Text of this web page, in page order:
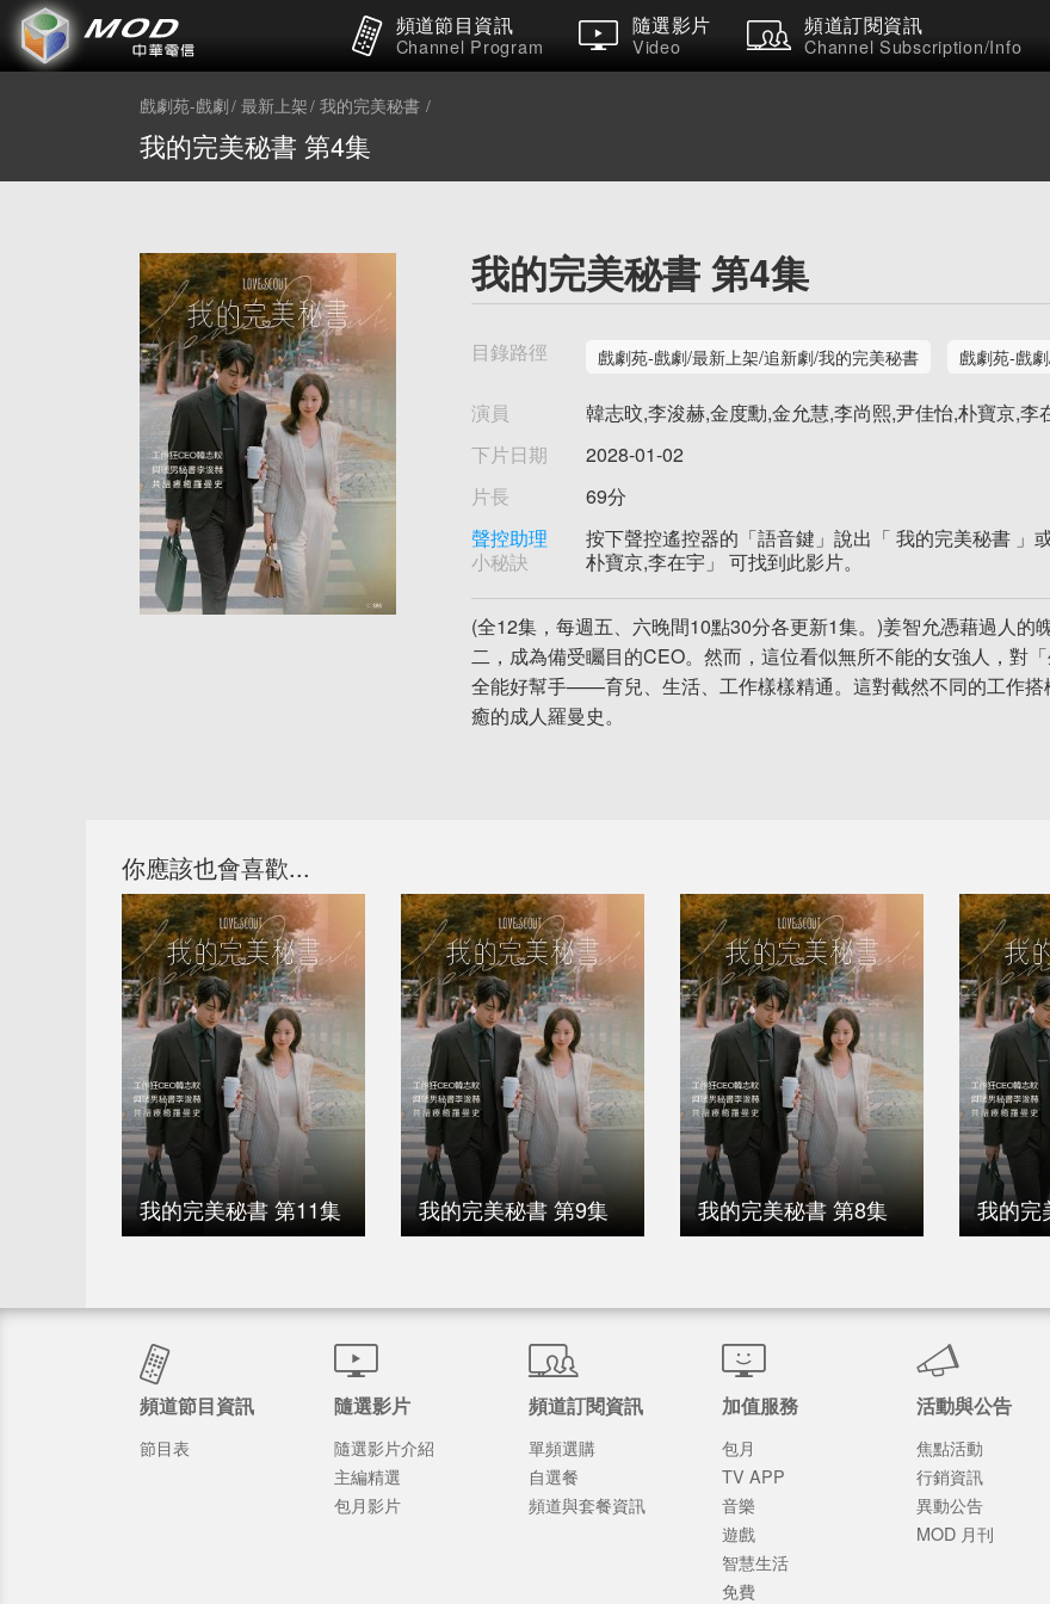
頻道節目資訊
Channel Program
隨選影片
Video
頻道訂閱資訊
Channel Subscription/Info
戲劇苑-戲劇 最新上架 我的完美秘書
我的完美秘書 第4集
我的完美秘書 第4集
目錄路徑 戲劇苑-戲劇/最新上架/追新劇/我的完美秘書 戲劇苑-戲
演員
韓志旼,李浚赫,金度勳,金允慧,李尚熙,尹佳怡,朴寶京,李
下片日期
2028-01-02
片長
69分
聲控助理
小秘訣
按下聲控遙控器的「語音鍵」說出「 我的完美秘書 」
朴寶京,李在宇」 可找到此影片。
(全12集，每週五、六晚間10點30分各更新1集。)姜智允憑藉過人的
二，成為備受矚目的CEO。然而，這位看似無所不能的女強人，對
全能好幫手——育兒、生活、工作樣樣精通。這對截然不同的工作
癒的成人羅曼史。
你應該也會喜歡...
我的完美秘書 第11集 我的完美秘書 第9集 我的完美秘書 第8集 我的完
頻道節目資訊
節目表
隨選影片
隨選影片介紹
主編精選
包月影片
頻道訂閱資訊
單頻選購
自選餐
頻道與套餐資訊
加值服務
包月
TV APP
音樂
遊戲
智慧生活
免費
活動與公告
焦點活動
行銷資訊
異動公告
MOD 月刊